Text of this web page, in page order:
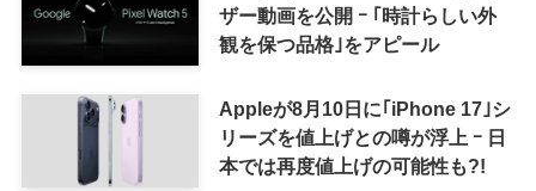
ザー動画を公開 ｰ ｢時計らしい外
観を保つ品格｣をアピール
Appleが8月10日に｢iPhone 17｣シ
リーズを値上げとの噂が浮上 ｰ 日
本では再度値上げの可能性も?!